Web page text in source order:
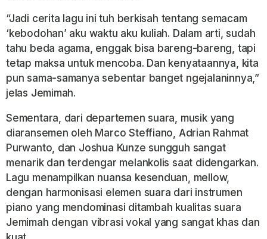
“Jadi cerita lagu ini tuh berkisah tentang semacam
‘kebodohan’ aku waktu aku kuliah. Dalam arti, sudah
tahu beda agama, enggak bisa bareng-bareng, tapi
tetap maksa untuk mencoba. Dan kenyataannya, kita
pun sama-samanya sebentar banget ngejalaninnya,”
jelas Jemimah.
Sementara, dari departemen suara, musik yang
diaransemen oleh Marco Steffiano, Adrian Rahmat
Purwanto, dan Joshua Kunze sungguh sangat
menarik dan terdengar melankolis saat didengarkan.
Lagu menampilkan nuansa kesenduan, mellow,
dengan harmonisasi elemen suara dari instrumen
piano yang mendominasi ditambah kualitas suara
Jemimah dengan vibrasi vokal yang sangat khas dan